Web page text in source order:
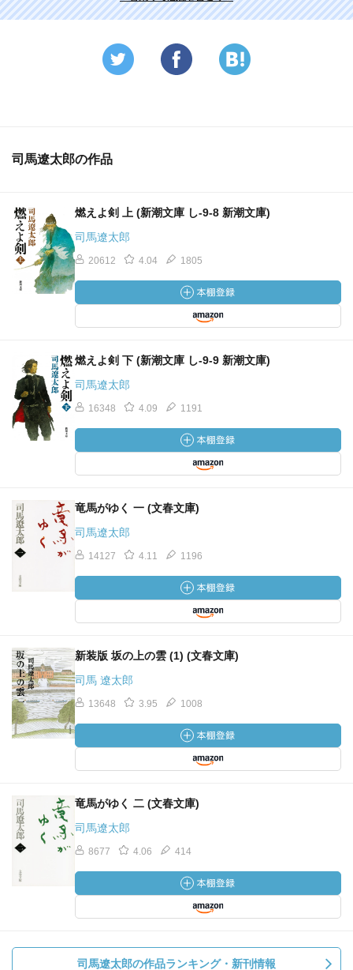
司馬遼太郎の作品
燃えよ剣 上 (新潮文庫 し-9-8 新潮文庫)
司馬遼太郎
20612 4.04 1805
燃えよ剣 下 (新潮文庫 し-9-9 新潮文庫)
司馬遼太郎
16348 4.09 1191
竜馬がゆく 一 (文春文庫)
司馬遼太郎
14127 4.11 1196
新装版 坂の上の雲 (1) (文春文庫)
司馬 遼太郎
13648 3.95 1008
竜馬がゆく 二 (文春文庫)
司馬遼太郎
8677 4.06 414
司馬遼太郎の作品ランキング・新刊情報